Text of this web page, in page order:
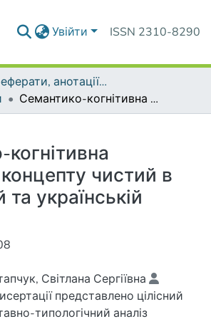
Увійти ISSN 2310-8290
Автореферати, анотації до дисертацій та дисертації
Семантико-когнітивна структура концепту чистий в англійській та українській мовах
чистий в
та українській
Світлана Сергіївна
представлено цілісний
типологічний аналіз